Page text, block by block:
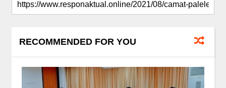
RECOMMENDED FOR YOU